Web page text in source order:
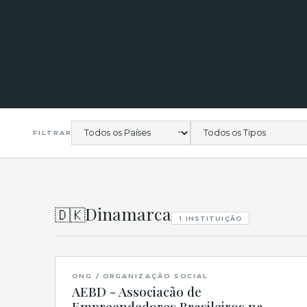
FILTRAR
🇩🇰Dinamarca 1 INSTITUIÇÃO
ONG / ORGANIZAÇÃO SOCIAL
AEBD - Associacão de